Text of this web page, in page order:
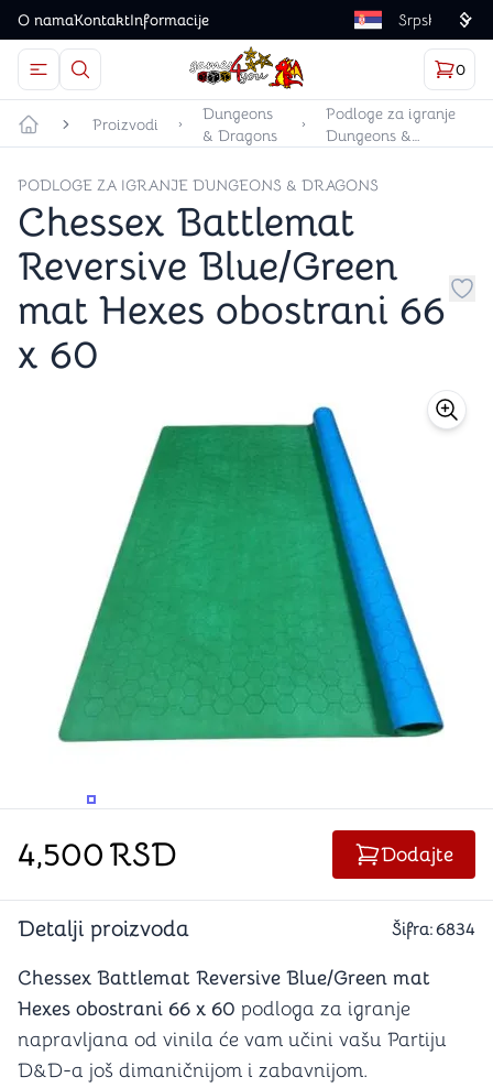
O namaKontaktInformacije Language
Otvorite meni
Dugme u obliku lupe predstavlja ikonicu za
Games4you logo
0
Početna strana
Proizvodi
Dungeons
& Dragons
Podloge za igranje
Dungeons &
PROMENITE UGAO GLEDANJAPROMENITE UGAO GLEDANJA
PODLOGE ZA IGRANJE DUNGEONS & DRAGONS
Chessex Battlemat
Reversive Blue/Green
mat Hexes obostrani 66
x 60
4,500RSD Dodajte
Detalji proizvoda Šifra:6834
Chessex Battlemat Reversive Blue/Green mat
Hexes obostrani 66 x 60 podloga za igranje
napravljana od vinila će vam učini vašu Partiju
D&D-a još dimaničnijom i zabavnijom.